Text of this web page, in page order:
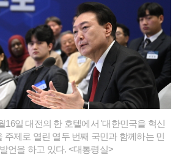
16일 대전의 한 호텔에서 '대한민국을 혁신
주제로 열린 열두 번째 국민과 함께하는 민
언을 하고 있다. <대통령실>